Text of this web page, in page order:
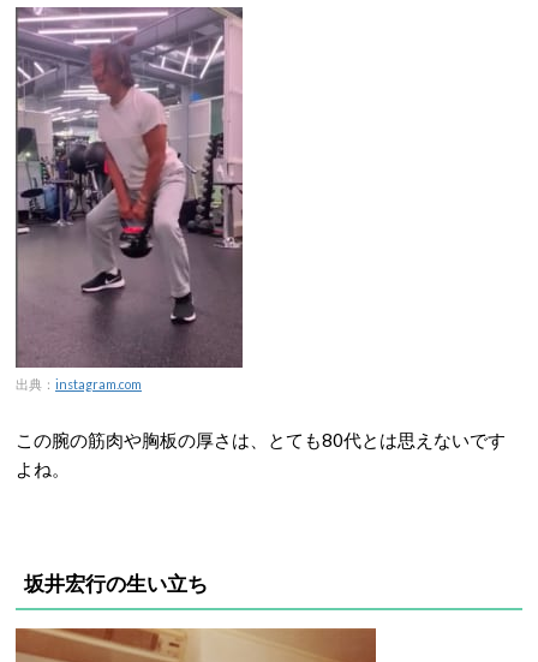
出典： instagram.com
この腕の筋肉や胸板の厚さは、とても80代とは思えないです
よね。
坂井宏行の生い立ち